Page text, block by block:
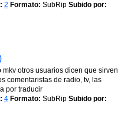
2 Formato: SubRip Subido por:
otros usuarios dicen que sirven
comentaristas de radio, tv, las
por traducir
4 Formato: SubRip Subido por: